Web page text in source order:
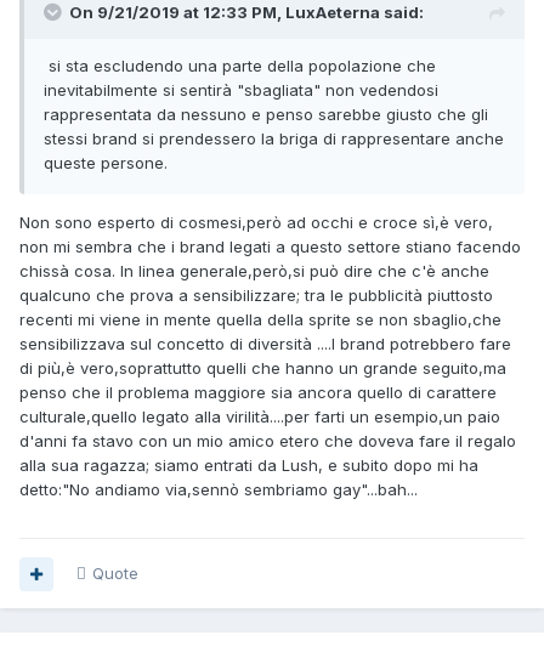
On 9/21/2019 at 12:33 PM, LuxAeterna said:
si sta escludendo una parte della popolazione che
inevitabilmente si sentirà "sbagliata" non vedendosi
rappresentata da nessuno e penso sarebbe giusto che gli
stessi brand si prendessero la briga di rappresentare anche
queste persone.
Non sono esperto di cosmesi,però ad occhi e croce sì,è vero,
non mi sembra che i brand legati a questo settore stiano facendo
chissà cosa. In linea generale,però,si può dire che c'è anche
qualcuno che prova a sensibilizzare; tra le pubblicità piuttosto
recenti mi viene in mente quella della sprite se non sbaglio,che
sensibilizzava sul concetto di diversità ....I brand potrebbero fare
di più,è vero,soprattutto quelli che hanno un grande seguito,ma
penso che il problema maggiore sia ancora quello di carattere
culturale,quello legato alla virilità....per farti un esempio,un paio
d'anni fa stavo con un mio amico etero che doveva fare il regalo
alla sua ragazza; siamo entrati da Lush, e subito dopo mi ha
detto:"No andiamo via,sennò sembriamo gay"...bah...
Quote